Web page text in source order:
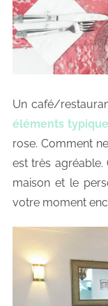
Un café/
éléments
rose. Comment
est très agréable.
maison et le
votre moment